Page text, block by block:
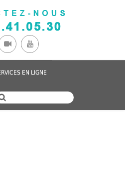
EN LIGNE